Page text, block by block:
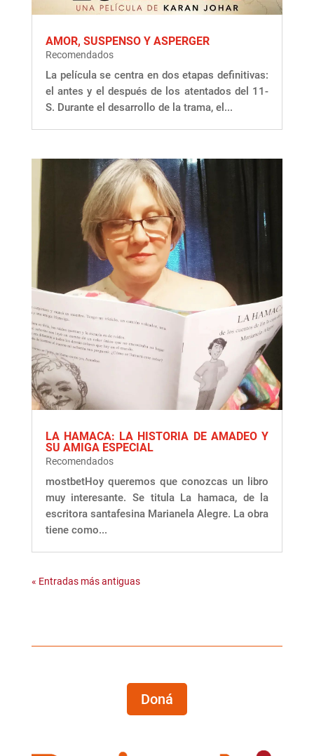
AMOR, SUSPENSO Y ASPERGER
Recomendados
La película se centra en dos etapas definitivas:
el antes y el después de los atentados del 11-
S. Durante el desarrollo de la trama, el...
LA HAMACA: LA HISTORIA DE AMADEO Y
SU AMIGA ESPECIAL
Recomendados
mostbetHoy queremos que conozcas un libro
muy interesante. Se titula La hamaca, de la
escritora santafesina Marianela Alegre. La obra
tiene como...
« Entradas más antiguas
Doná